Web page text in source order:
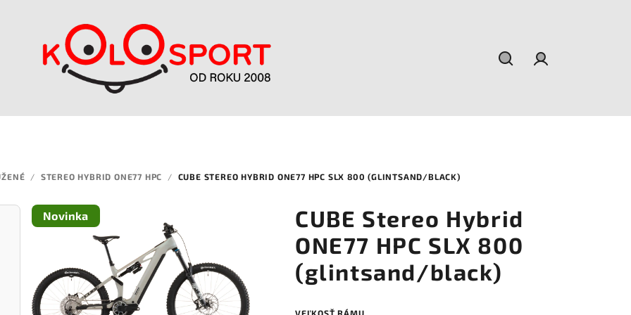
/ STEREO HYBRID ONE77 HPC / CUBE STEREO HYBRID ONE77 HPC SLX 800 (GLINTSAND/BLACK)
CUBE Stereo Hybrid
ONE77 HPC SLX 800
(glintsand/black)
Novinka